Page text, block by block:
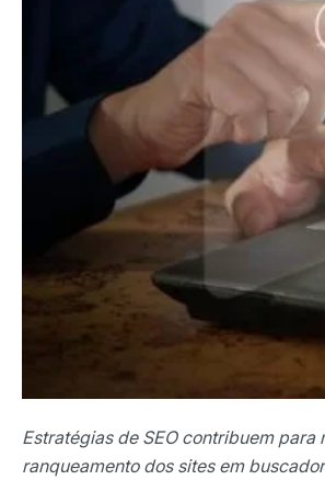
Estratégias de SEO contribuem para
ranqueamento dos sites em